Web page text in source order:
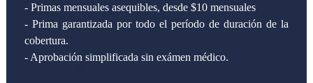
- Primas mensuales asequibles, desde $10 mensuales
- Prima garantizada por todo el período de duración de la
cobertura.
- Aprobación simplificada sin exámen médico.